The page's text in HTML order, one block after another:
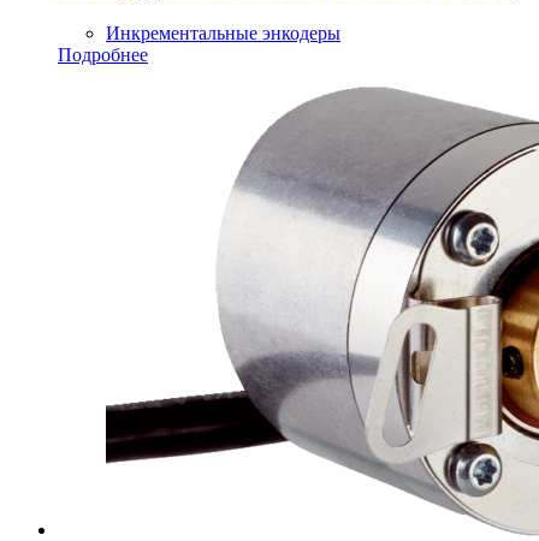
Инкрементальные энкодеры
Подробнее